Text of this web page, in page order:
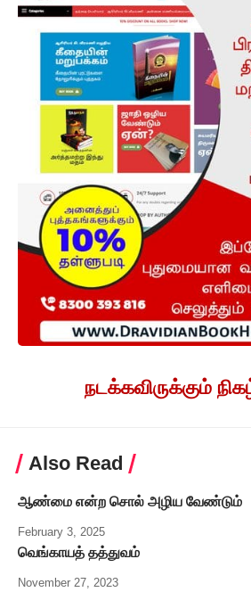
நடக்கவிருக்கும்
Also Read
ஆண்மை என்ற சொல் அழிய வேண்டும்
February 3, 2025
வெங்காயத் தத்துவம்
November 27, 2023